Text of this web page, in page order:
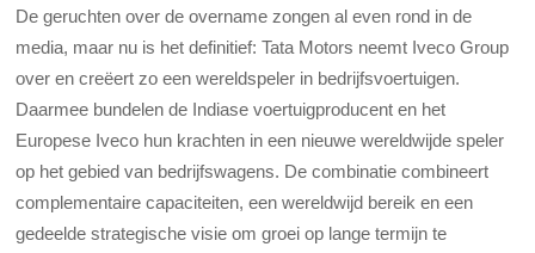
De geruchten over de overname zongen al even rond in de
media, maar nu is het definitief: Tata Motors neemt Iveco Group
over en creëert zo een wereldspeler in bedrijfsvoertuigen.
Daarmee bundelen de Indiase voertuigproducent en het
Europese Iveco hun krachten in een nieuwe wereldwijde speler
op het gebied van bedrijfswagens. De combinatie combineert
complementaire capaciteiten, een wereldwijd bereik en een
gedeelde strategische visie om groei op lange termijn te